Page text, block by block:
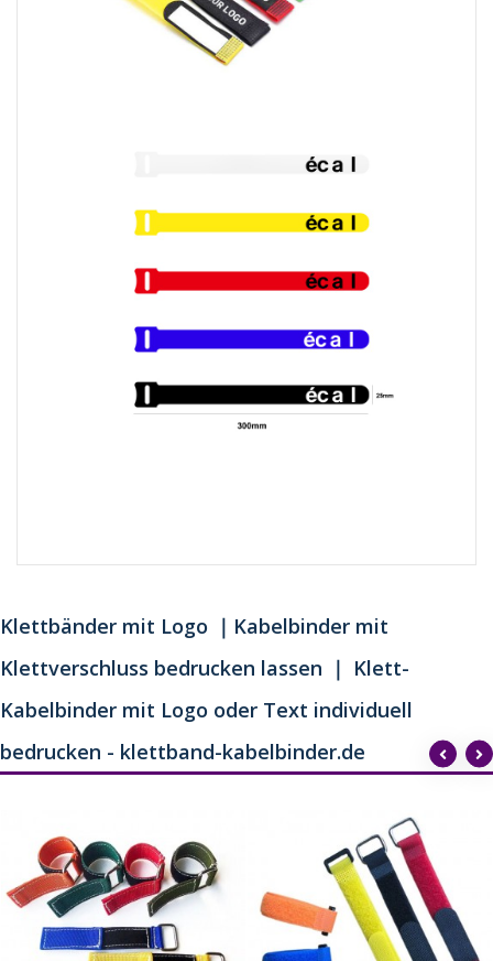
Klettbänder mit Logo ｜Kabelbinder mit
Klettverschluss bedrucken lassen ｜ Klett-
Kabelbinder mit Logo oder Text individuell
bedrucken - klettband-kabelbinder.de